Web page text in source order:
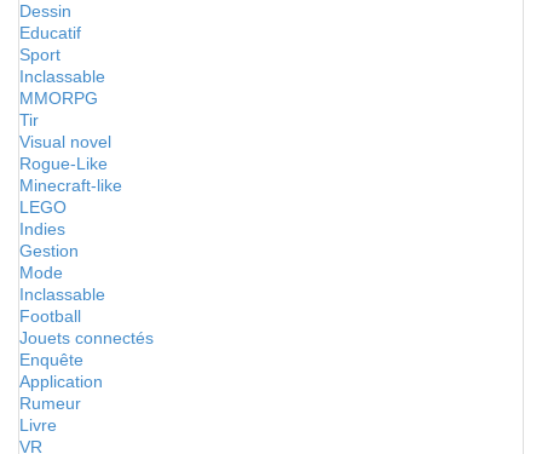
Dessin
Educatif
Sport
Inclassable
MMORPG
Tir
Visual novel
Rogue-Like
Minecraft-like
LEGO
Indies
Gestion
Mode
Inclassable
Football
Jouets connectés
Enquête
Application
Rumeur
Livre
VR